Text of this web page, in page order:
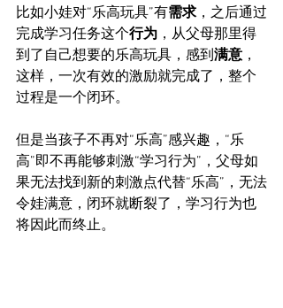
比如小娃对“乐高玩具”有需求，之后通过
完成学习任务这个行为 ，从父母那里得
到了自己想要的乐高玩具，感到满意，
这样，一次有效的激励就完成了，整个
过程是一个闭环。
但是当孩子不再对“乐高”感兴趣，“乐
高”即不再能够刺激“学习行为”，父母如
果无法找到新的刺激点代替“乐高”，无法
令娃满意，闭环就断裂了，学习行为也
将因此而终止。